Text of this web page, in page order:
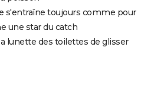
s'entraîne toujours comme pour
une star du catch
lunette des toilettes de glisser